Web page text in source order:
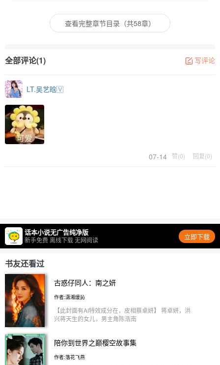
查看完整章节目录（共58章）
全部评论(1) 写评论
LT.吴艺晗🇻
07-14 赞(0) 回复(0)
话本小说无广告纯净版
新手免费 离线下载 无网阅读 立即下载
书友还看过
古惑仔同人：南之妍
作者:潇湘煖訫
【此封面有AI特效成分在，皮相蔡卓妍】 蒋卓妍，洪
兴蒋天生的女儿，男主角陈浩南
陪你到世界之巅樱空故事集
作者:落花飞燕